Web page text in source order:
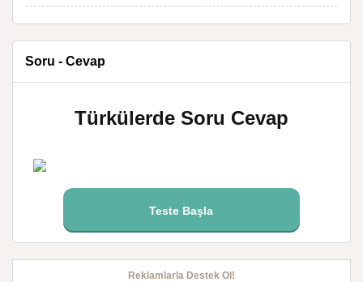
Soru - Cevap
Türkülerde Soru Cevap
Teste Başla
Reklamlarla Destek Ol!